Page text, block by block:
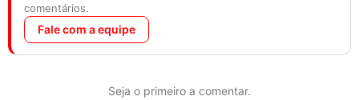
comentários.
Fale com a equipe
Seja o primeiro a comentar.